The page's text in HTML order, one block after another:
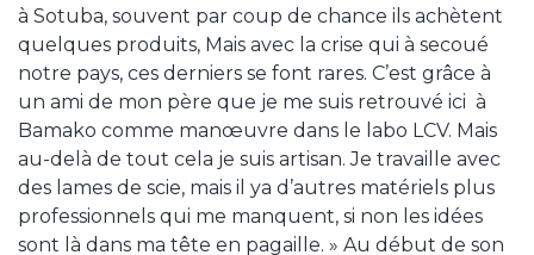
à Sotuba, souvent par coup de chance ils achètent
quelques produits, Mais avec la crise qui à secoué
notre pays, ces derniers se font rares. C’est grâce à
un ami de mon père que je me suis retrouvé ici à
Bamako comme manœuvre dans le labo LCV. Mais
au-delà de tout cela je suis artisan. Je travaille avec
des lames de scie, mais il ya d’autres matériels plus
professionnels qui me manquent, si non les idées
sont là dans ma tête en pagaille. » Au début de son